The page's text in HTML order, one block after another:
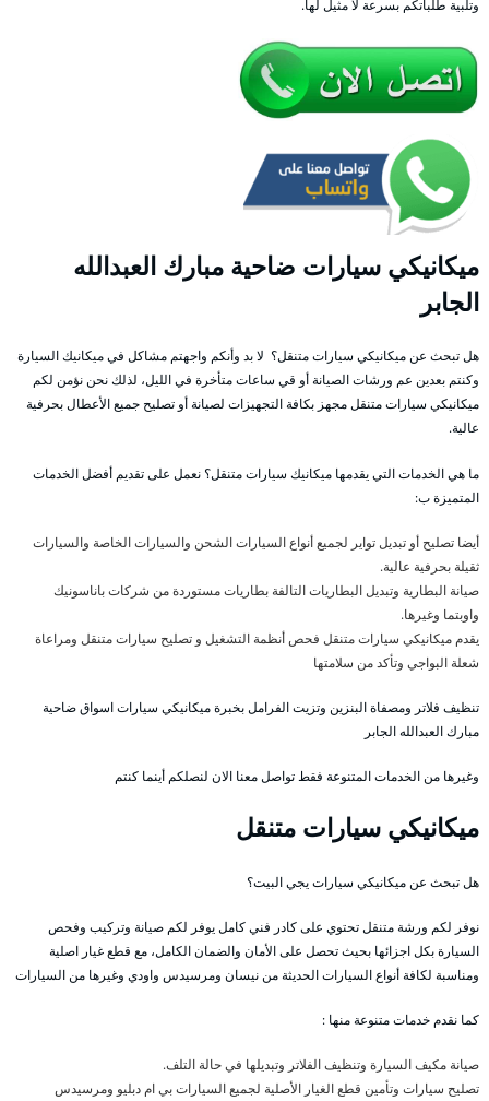
وتلبية طلباتكم بسرعة لا مثيل لها.
ميكانيكي سيارات ضاحية مبارك العبدالله
الجابر
هل تبحث عن ميكانيكي سيارات متنقل؟ لا بد وأنكم واجهتم مشاكل في ميكانيك السيارة
وكنتم بعدين عم ورشات الصيانة أو قي ساعات متأخرة في الليل، لذلك نحن نؤمن لكم
ميكانيكي سيارات متنقل مجهز بكافة التجهيزات لصيانة أو تصليح جميع الأعطال بحرفية
عالية.
ما هي الخدمات التي يقدمها ميكانيك سيارات متنقل؟ نعمل على تقديم أفضل الخدمات
المتميزة ب:
أيضا تصليح أو تبديل تواير لجميع أنواع السيارات الشحن والسيارات الخاصة والسيارات
ثقيلة بحرفية عالية.
صيانة البطارية وتبديل البطاريات التالفة بطاريات مستوردة من شركات باناسونيك
واوبتما وغيرها.
يقدم ميكانيكي سيارات متنقل فحص أنظمة التشغيل و تصليح سيارات متنقل ومراعاة
شعلة البواجي وتأكد من سلامتها
تنظيف فلاتر ومصفاة البنزين وتزيت الفرامل بخبرة ميكانيكي سيارات اسواق ضاحية
مبارك العبدالله الجابر
وغيرها من الخدمات المتنوعة فقط تواصل معنا الان لنصلكم أينما كنتم
ميكانيكي سيارات متنقل
هل تبحث عن ميكانيكي سيارات يجي البيت؟
نوفر لكم ورشة متنقل تحتوي على كادر فني كامل يوفر لكم صيانة وتركيب وفحص
السيارة بكل اجزائها بحيث تحصل على الأمان والضمان الكامل، مع قطع غيار اصلية
ومناسبة لكافة أنواع السيارات الحديثة من نيسان ومرسيدس واودي وغيرها من السيارات
كما نقدم خدمات متنوعة منها :
صيانة مكيف السيارة وتنظيف الفلاتر وتبديلها في حالة التلف.
تصليح سيارات وتأمين قطع الغيار الأصلية لجميع السيارات بي ام دبليو ومرسيدس